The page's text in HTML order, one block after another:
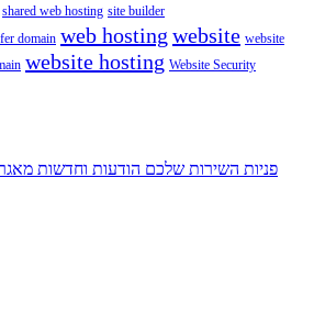
shared web hosting site builder
domain web hosting website website
website hosting Website Security
פניות השירות שלכם הודעות וחדשות